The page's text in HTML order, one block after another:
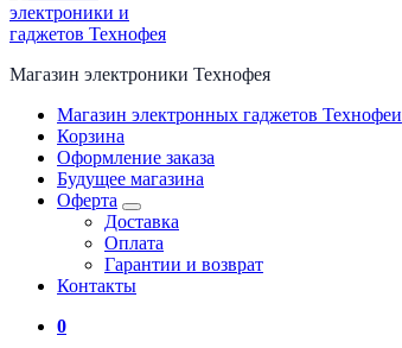
Магазин электроники Технофея
Магазин электронных гаджетов Технофеи
Корзина
Оформление заказа
Будущее магазина
Оферта
Доставка
Оплата
Гарантии и возврат
Контакты
0